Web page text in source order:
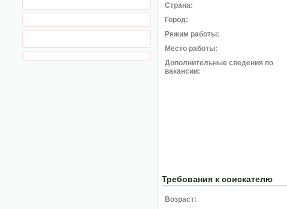
Страна:
Город:
Режим работы:
Место работы:
Дополнительные сведения по
вакансии:
Требования к соискателю
Возраст: